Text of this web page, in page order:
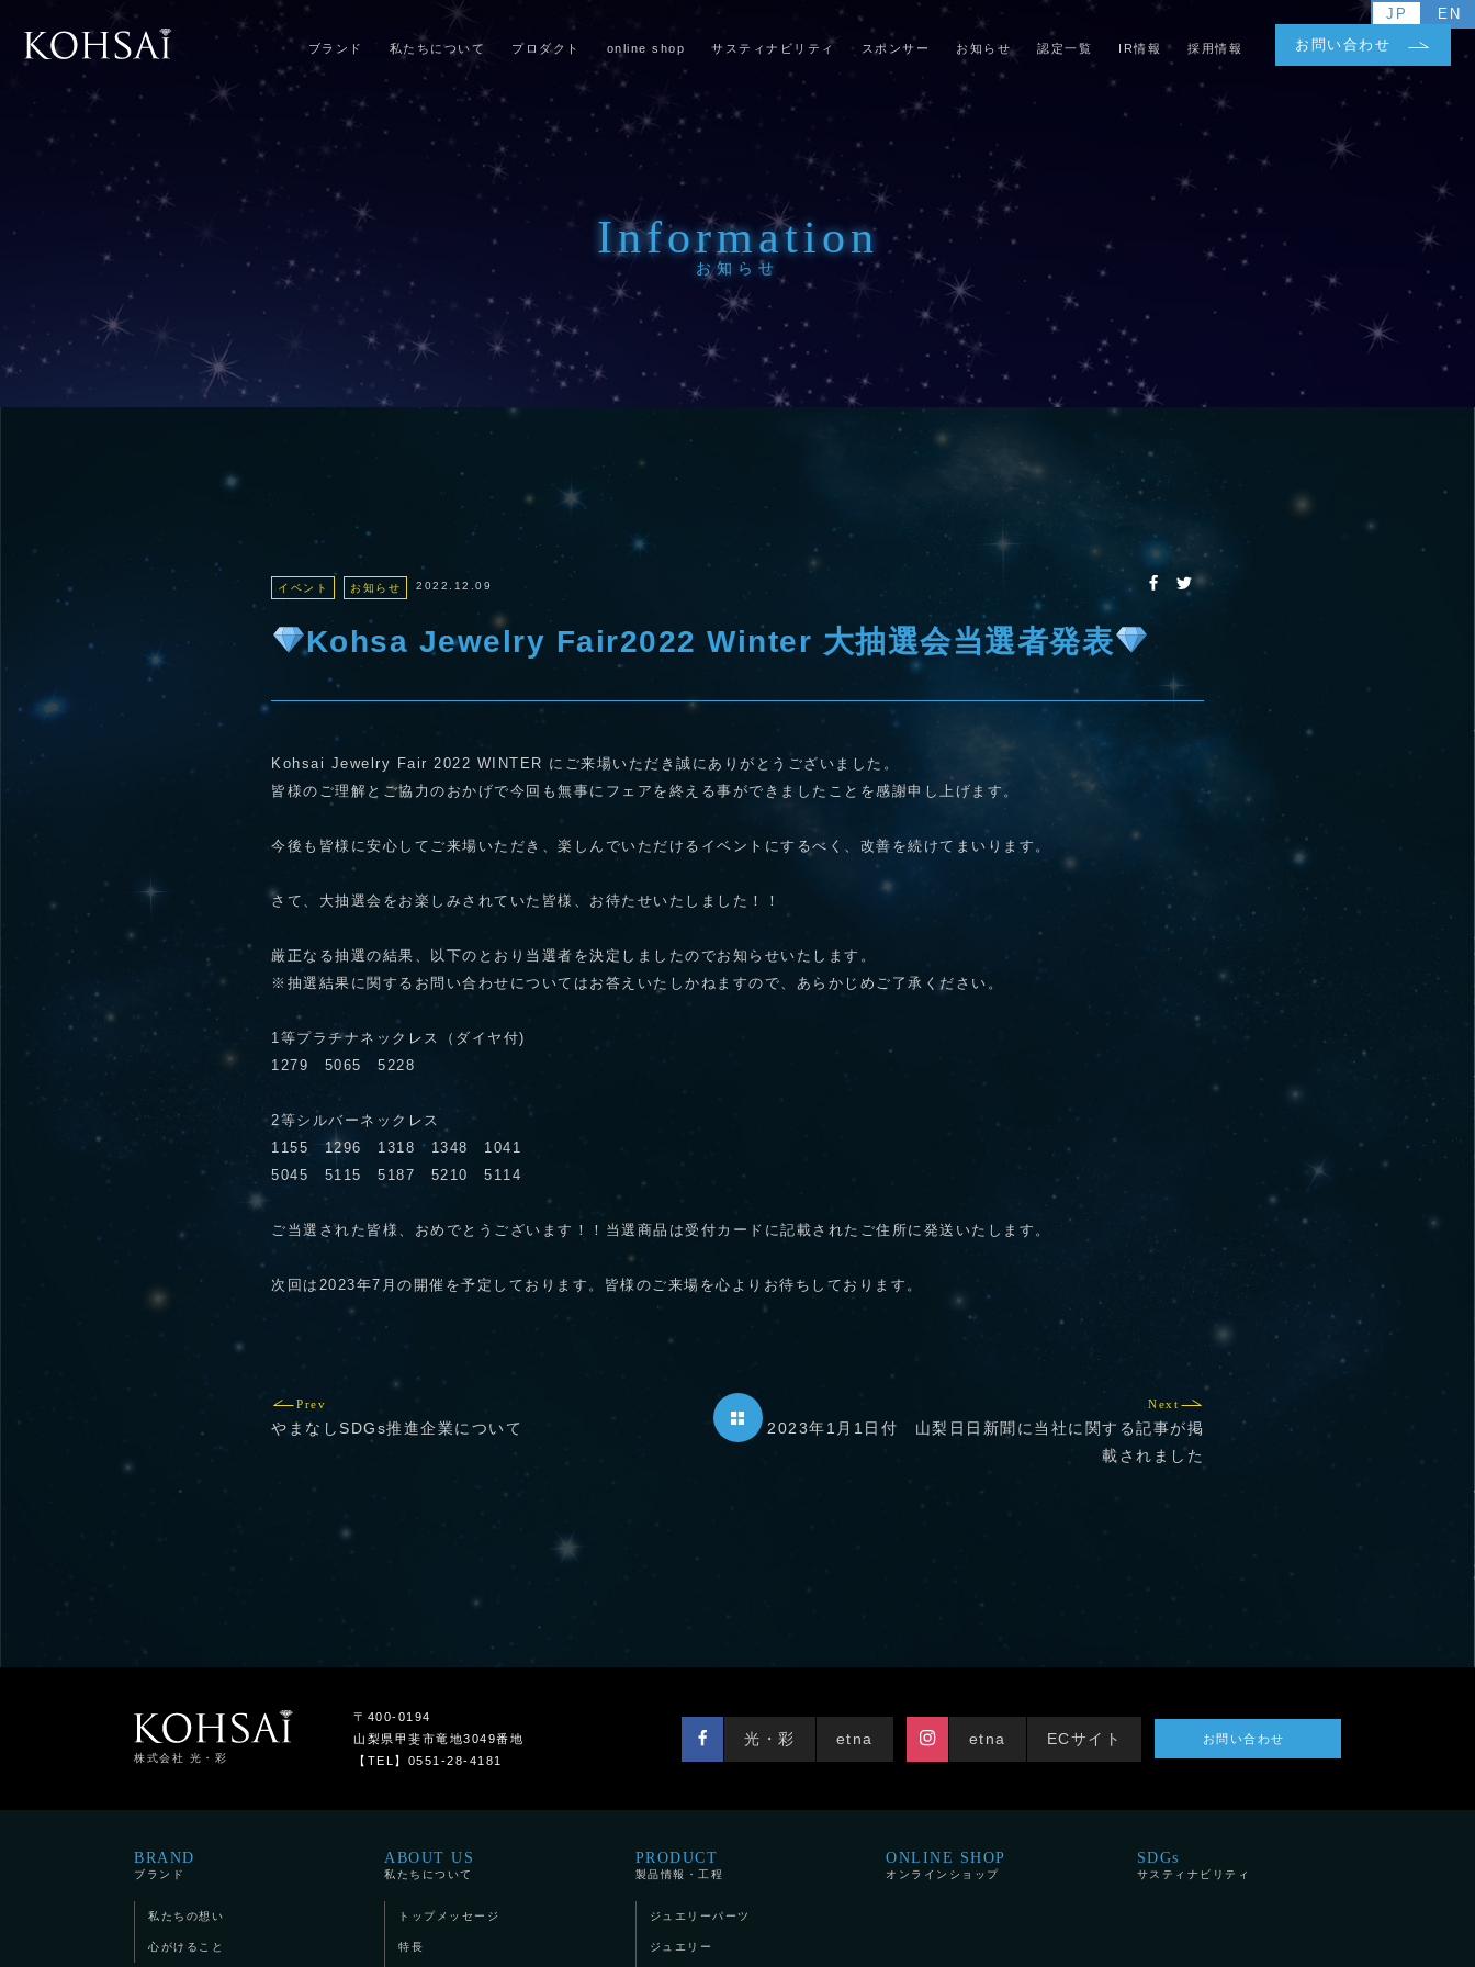
JP EN
ブランド 私たちについて プロダクト online shop サスティナビリティ スポンサー お知らせ 認定一覧 IR情報 採用情報 お問い合わせ
Information
お知らせ
イベント お知らせ 2022.12.09
Kohsa Jewelry Fair2022 Winter 大抽選会当選者発表
Kohsai Jewelry Fair 2022 WINTER にご来場いただき誠にありがとうございました。
皆様のご理解とご協力のおかげで今回も無事にフェアを終える事ができましたことを感謝申し上げます。
今後も皆様に安心してご来場いただき、楽しんでいただけるイベントにするべく、改善を続けてまいります。
さて、大抽選会をお楽しみされていた皆様、お待たせいたしました！！
厳正なる抽選の結果、以下のとおり当選者を決定しましたのでお知らせいたします。
※抽選結果に関するお問い合わせについてはお答えいたしかねますので、あらかじめご了承ください。
1等プラチナネックレス（ダイヤ付)
1279 5065 5228
2等シルバーネックレス
1155 1296 1318 1348 1041
5045 5115 5187 5210 5114
ご当選された皆様、おめでとうございます！！当選商品は受付カードに記載されたご住所に発送いたします。
次回は2023年7月の開催を予定しております。皆様のご来場を心よりお待ちしております。
Prev
やまなしSDGs推進企業について
Next
2023年1月1日付 山梨日日新聞に当社に関する記事が掲
載されました
株式会社 光・彩
〒400-0194
山梨県甲斐市竜地3049番地
【TEL】0551-28-4181
光・彩 etna etna ECサイト お問い合わせ
BRAND
ブランド
私たちの想い
心がけること
ABOUT US
私たちについて
トップメッセージ
特長
PRODUCT
製品情報・工程
ジュエリーパーツ
ジュエリー
ONLINE SHOP
オンラインショップ
SDGs
サスティナビリティ